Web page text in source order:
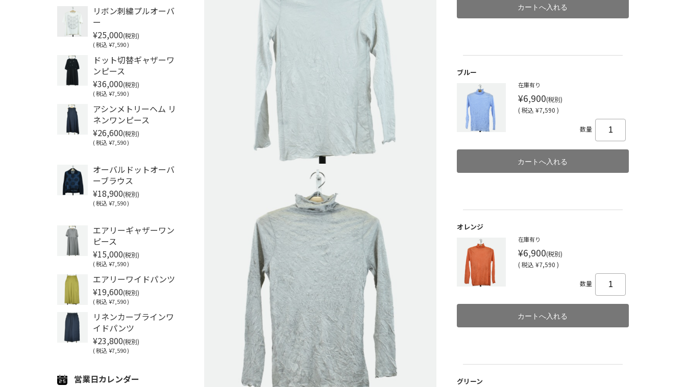
ブルー
在庫有り
¥6,900(税別)
(税込 ¥7,590 )
数量
オレンジ
在庫有り
¥6,900(税別)
(税込 ¥7,590 )
数量
グリーン
リボン刺繍プルオーバ
ー
¥25,000(税別)
(税込¥7,590 )
ドット切替ギャザーワ
ンピース
¥36,000(税別)
(税込¥7,590 )
アシンメトリーヘム リ
ネンワンピース
¥26,600(税別)
(税込¥7,590 )
オーバルドットオーバ
ーブラウス
¥18,900(税別)
(税込¥7,590 )
エアリーギャザーワン
ピース
¥15,000(税別)
(税込¥7,590 )
エアリーワイドパンツ
¥19,600(税別)
(税込¥7,590 )
リネンカーブラインワ
イドパンツ
¥23,800(税別)
(税込¥7,590 )
営業日カレンダー